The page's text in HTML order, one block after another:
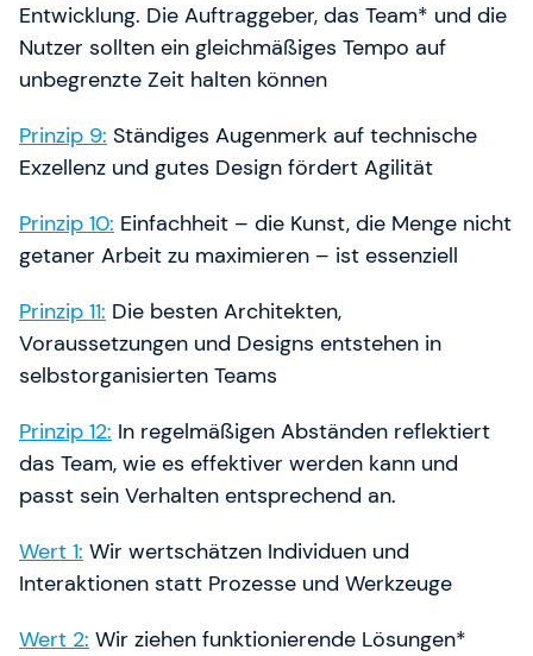
Entwicklung. Die Auftraggeber, das Team* und die
Nutzer sollten ein gleichmäßiges Tempo auf
unbegrenzte Zeit halten können
Prinzip 9: Ständiges Augenmerk auf technische
Exzellenz und gutes Design fördert Agilität
Prinzip 10: Einfachheit – die Kunst, die Menge nicht
getaner Arbeit zu maximieren – ist essenziell
Prinzip 11: Die besten Architekten,
Voraussetzungen und Designs entstehen in
selbstorganisierten Teams
Prinzip 12: In regelmäßigen Abständen reflektiert
das Team, wie es effektiver werden kann und
passt sein Verhalten entsprechend an.
Wert 1: Wir wertschätzen Individuen und
Interaktionen statt Prozesse und Werkzeuge
Wert 2: Wir ziehen funktionierende Lösungen*